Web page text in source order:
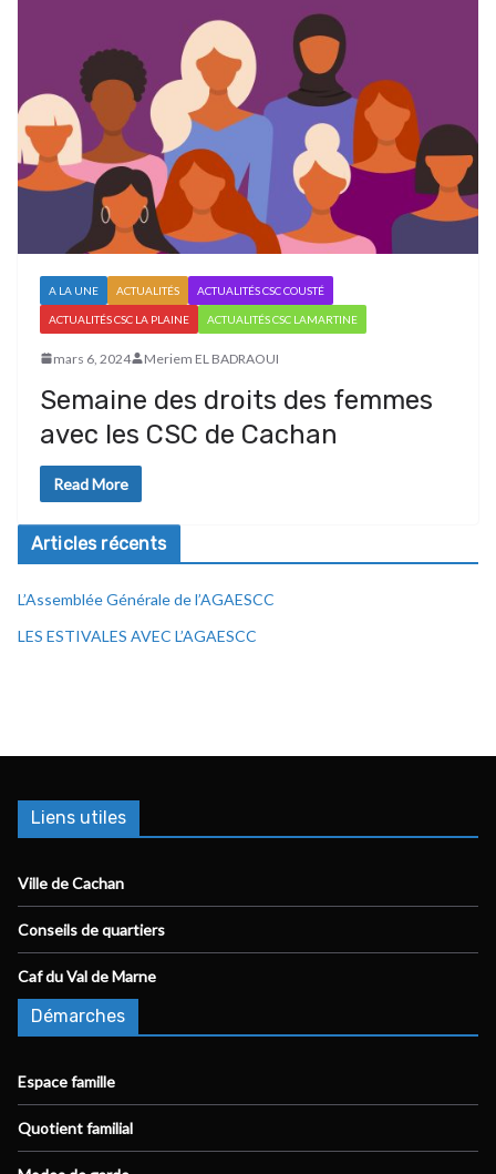
A LA UNE ACTUALITÉS ACTUALITÉS CSC COUSTÉ
ACTUALITÉS CSC LA PLAINE ACTUALITÉS CSC LAMARTINE
mars 6, 2024 Meriem EL BADRAOUI
Semaine des droits des femmes
avec les CSC de Cachan
Read More
Articles récents
L’Assemblée Générale de l’AGAESCC
LES ESTIVALES AVEC L’AGAESCC
Liens utiles
Ville de Cachan
Conseils de quartiers
Caf du Val de Marne
Démarches
Espace famille
Quotient familial